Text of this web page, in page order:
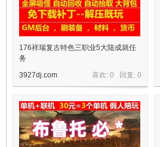
176祥瑞复古特色三职业5大陆成就任
务
喜欢: 0 回复: 0
3927dj.com